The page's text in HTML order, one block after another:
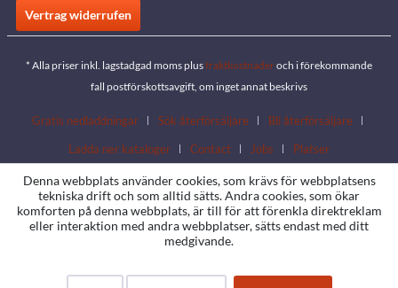
Vertrag widerrufen
* Alla priser inkl. lagstadgad moms plusfraktkostnaderoch i förekommande
fall postförskottsavgift, om inget annat beskrivs
Gratis nedladdningar Sök återförsäljare
Bli återförsäljare
Ladda ner kataloger
Contact Jobs Platser
Denna webbplats använder cookies, som krävs för webbplatsens
tekniska drift och som alltid sätts. Andra cookies, som ökar
komforten på denna webbplats, är till för att förenkla direktreklam
eller interaktion med andra webbplatser, sätts endast med ditt
medgivande.